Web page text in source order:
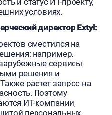
и статус ИТ-проекту,
условиях.
директор Extyl:
сместился на
например,
сервисы
решения и
растет запрос на
Поэтому
ИT-компании,
персональных